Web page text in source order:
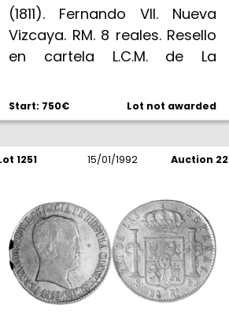
(1811). Fernando VII. Nueva
Vizcaya. RM. 8 reales. Resello
en cartela L.C.M. de La
México (De Mey 785). Datos
fundamentales todos
visibles. Rarísima. (BC).
Start: 750€ Lot not awarded
1251 15/01/1992 Auction 22